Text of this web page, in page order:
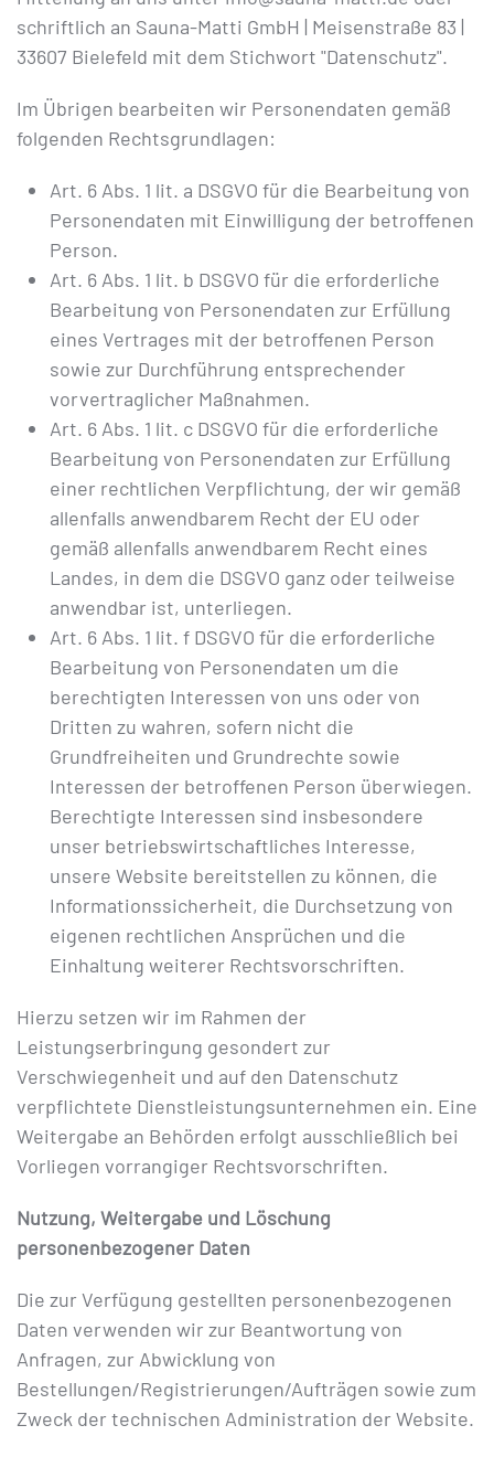
schriftlich an Sauna-Matti GmbH | Meisenstraße 83 |
33607 Bielefeld mit dem Stichwort "Datenschutz".
Im Übrigen bearbeiten wir Personendaten gemäß
folgenden Rechtsgrundlagen:
Art. 6 Abs. 1 lit. a DSGVO für die Bearbeitung von
Personendaten mit Einwilligung der betroffenen
Person.
Art. 6 Abs. 1 lit. b DSGVO für die erforderliche
Bearbeitung von Personendaten zur Erfüllung
eines Vertrages mit der betroffenen Person
sowie zur Durchführung entsprechender
vorvertraglicher Maßnahmen.
Art. 6 Abs. 1 lit. c DSGVO für die erforderliche
Bearbeitung von Personendaten zur Erfüllung
einer rechtlichen Verpflichtung, der wir gemäß
allenfalls anwendbarem Recht der EU oder
gemäß allenfalls anwendbarem Recht eines
Landes, in dem die DSGVO ganz oder teilweise
anwendbar ist, unterliegen.
Art. 6 Abs. 1 lit. f DSGVO für die erforderliche
Bearbeitung von Personendaten um die
berechtigten Interessen von uns oder von
Dritten zu wahren, sofern nicht die
Grundfreiheiten und Grundrechte sowie
Interessen der betroffenen Person überwiegen.
Berechtigte Interessen sind insbesondere
unser betriebswirtschaftliches Interesse,
unsere Website bereitstellen zu können, die
Informationssicherheit, die Durchsetzung von
eigenen rechtlichen Ansprüchen und die
Einhaltung weiterer Rechtsvorschriften.
Hierzu setzen wir im Rahmen der
Leistungserbringung gesondert zur
Verschwiegenheit und auf den Datenschutz
verpflichtete Dienstleistungsunternehmen ein. Eine
Weitergabe an Behörden erfolgt ausschließlich bei
Vorliegen vorrangiger Rechtsvorschriften.
Nutzung, Weitergabe und Löschung
personenbezogener Daten
Die zur Verfügung gestellten personenbezogenen
Daten verwenden wir zur Beantwortung von
Anfragen, zur Abwicklung von
Bestellungen/Registrierungen/Aufträgen sowie zum
Zweck der technischen Administration der Website.